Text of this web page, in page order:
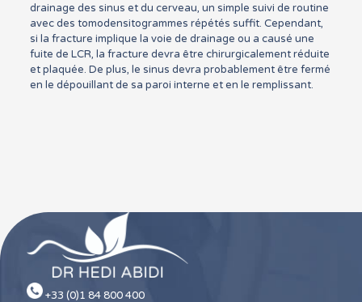
drainage des sinus et du cerveau, un simple suivi de routine
avec des tomodensitogrammes répétés suffit. Cependant,
si la fracture implique la voie de drainage ou a causé une
fuite de LCR, la fracture devra être chirurgicalement réduite
et plaquée. De plus, le sinus devra probablement être fermé
en le dépouillant de sa paroi interne et en le remplissant.
+33 (0)1 84 800 400